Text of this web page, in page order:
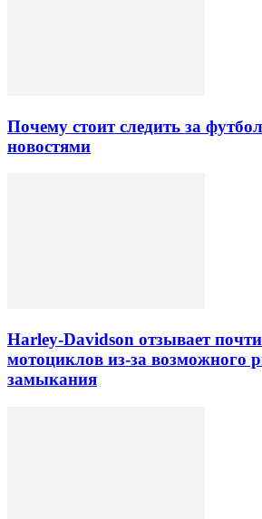
Почему стоит следить за
новостями
Harley-Davidson отзывает
мотоциклов из-за возможного
замыкания